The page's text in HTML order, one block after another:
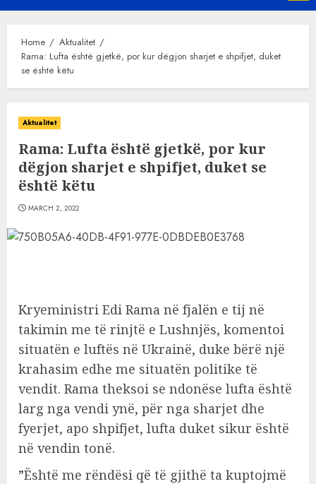
Menu
Home
Aktualitet
Rama: Lufta është gjetkë, por kur dëgjon sharjet e shpifjet, duket
se është këtu
Aktualitet
Rama: Lufta është gjetkë, por kur
dëgjon sharjet e shpifjet, duket se
është këtu
MARCH 2, 2022
Kryeministri Edi Rama në fjalën e tij në
takimin me të rinjtë e Lushnjës, komentoi
situatën e luftës në Ukrainë, duke bërë një
krahasim edhe me situatën politike të
vendit. Rama theksoi se ndonëse lufta është
larg nga vendi ynë, për nga sharjet dhe
fyerjet, apo shpifjet, lufta duket sikur është
në vendin tonë.
”Është me rëndësi që të gjithë ta kuptojmë